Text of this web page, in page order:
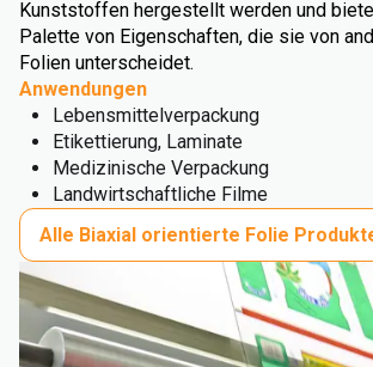
Kunststoffen hergestellt werden und
Palette von Eigenschaften, die sie von
Folien unterscheidet.
Anwendungen
Lebensmittelverpackung
Etikettierung, Laminate
Medizinische Verpackung
Landwirtschaftliche Filme
Alle Biaxial orientierte Folie